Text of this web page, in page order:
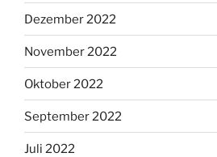
Dezember 2022
November 2022
Oktober 2022
September 2022
Juli 2022